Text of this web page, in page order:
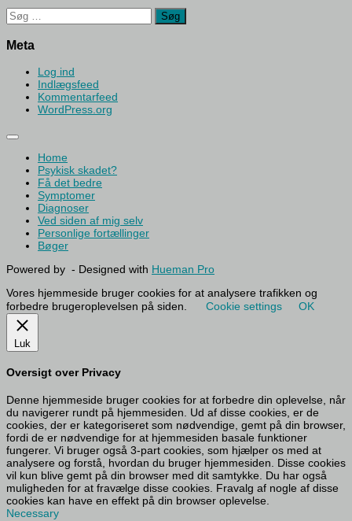
Søg
efter:
Meta
Log ind
Indlægsfeed
Kommentarfeed
WordPress.org
Home
Psykisk skadet?
Få det bedre
Symptomer
Diagnoser
Ved siden af mig selv
Personlige fortællinger
Bøger
Powered by - Designed with Hueman Pro
Vores hjemmeside bruger cookies for at analysere trafikken og
forbedre brugeroplevelsen på siden.
Cookie settings OK
Luk
Oversigt over Privacy
Denne hjemmeside bruger cookies for at forbedre din oplevelse, når
du navigerer rundt på hjemmesiden. Ud af disse cookies, er de
cookies, der er kategoriseret som nødvendige, gemt på din browser,
fordi de er nødvendige for at hjemmesiden basale funktioner
fungerer. Vi bruger også 3-part cookies, som hjælper os med at
analysere og forstå, hvordan du bruger hjemmesiden. Disse cookies
vil kun blive gemt på din browser med dit samtykke. Du har også
muligheden for at fravælge disse cookies. Fravalg af nogle af disse
cookies kan have en effekt på din browser oplevelse.
Necessary